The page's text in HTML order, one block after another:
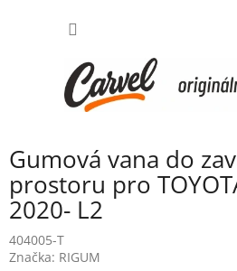
Gumová vana do
prostoru pro
2020- L2
404005-T
Značka: RIGUM